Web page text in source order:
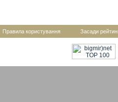
Правила користування Засади